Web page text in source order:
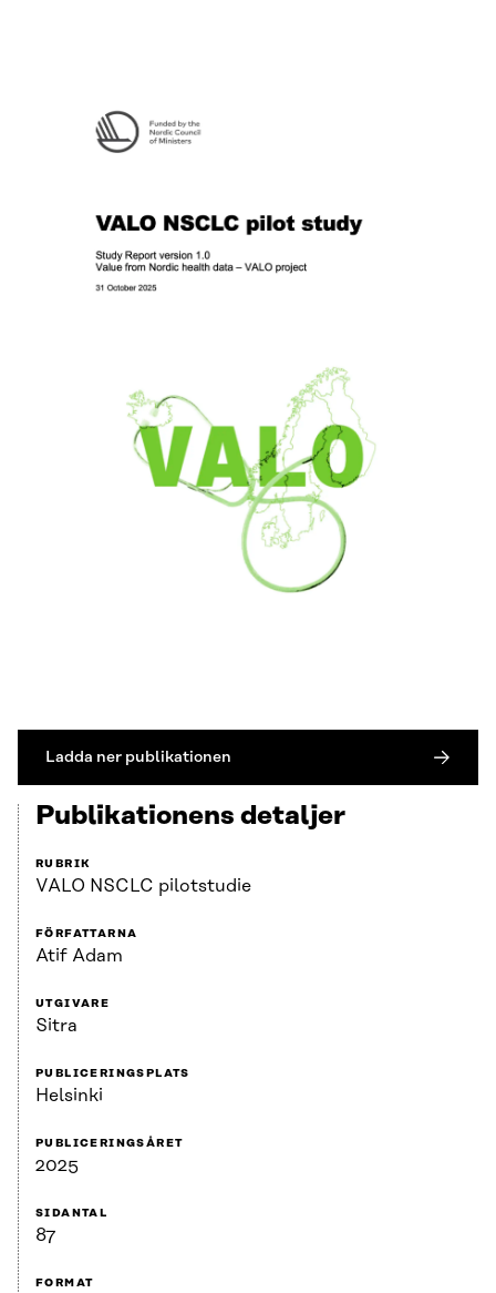
Ladda ner publikationen
Publikationens detaljer
RUBRIK
VALO NSCLC pilotstudie
FÖRFATTARNA
Atif Adam
UTGIVARE
Sitra
PUBLICERINGSPLATS
Helsinki
PUBLICERINGSÅRET
2025
SIDANTAL
87
FORMAT